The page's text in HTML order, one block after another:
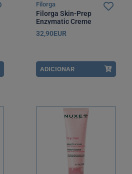
Filorga
Filorga Skin-Prep
Enzymatic Creme
Exfoliante 75 ml
32,90EUR
ADICIONAR